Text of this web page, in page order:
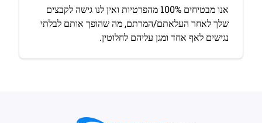
אנו מבטיחים 100% מהפרטיות ואין לנו גישה לקבצים
שלך לאחר העלאתם/המרתם, מה שהופך אותם לבלתי
נגישים לאף אחד ומגן עליהם לחלוטין.